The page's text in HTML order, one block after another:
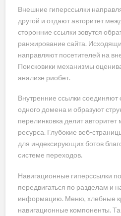
Внешние гиперссылки
другой и отдают авторитет
сторонние ссылки зовутся
ранжирование сайта.
направляют посетителей на
Поисковики механизмы
анализе риобет.
Внутренние ссылки соединяют
одного домена и образуют
перелинковка делит
ресурса. Глубокие веб-
для индексирующих ботов
системе переходов.
Навигационные гиперссылки
передвигаться по разделам и
информацию. Меню, хлебные
навигационные компоненты.